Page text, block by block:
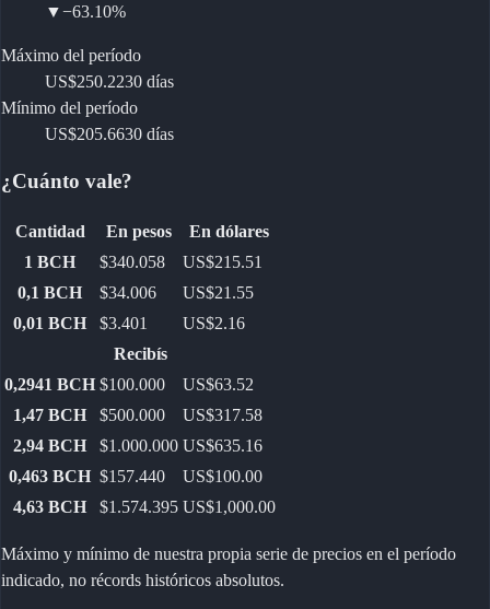
▼−63.10%
Máximo del período
US$250.2230 días
Mínimo del período
US$205.6630 días
¿Cuánto vale?
Cantidad En pesos
En dólares
1 BCH $340.058
US$215.51
0,1 BCH $34.006
US$21.55
0,01 BCH $3.401
US$2.16
Recibís
0,2941 BCH $100.000
US$63.52
1,47 BCH $500.000
US$317.58
2,94 BCH $1.000.000 US$635.16
0,463 BCH $157.440
US$100.00
4,63 BCH $1.574.395 US$1,000.00
Máximo y mínimo de nuestra propia serie de precios en el período
indicado, no récords históricos absolutos.